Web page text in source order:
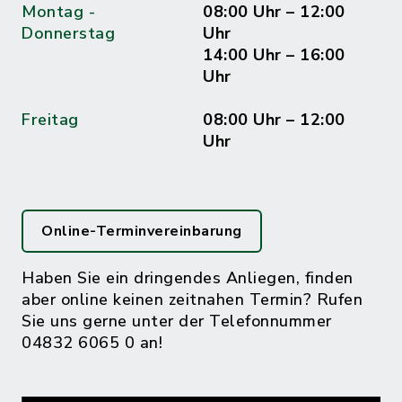
Montag -
Donnerstag
08:00 Uhr – 12:00
Uhr
14:00 Uhr – 16:00
Uhr
Freitag
08:00 Uhr – 12:00
Uhr
Online-Terminvereinbarung
Haben Sie ein dringendes Anliegen, finden
aber online keinen zeitnahen Termin? Rufen
Sie uns gerne unter der Telefonnummer
04832 6065 0 an!